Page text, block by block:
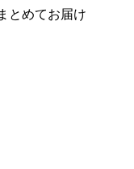
とめてお届け